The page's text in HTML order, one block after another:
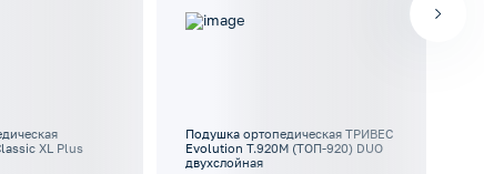
XL Plus
Подушка ортопедическая ТРИВЕС
Evolution Т.920М (ТОП-920) DUO
двухслойная